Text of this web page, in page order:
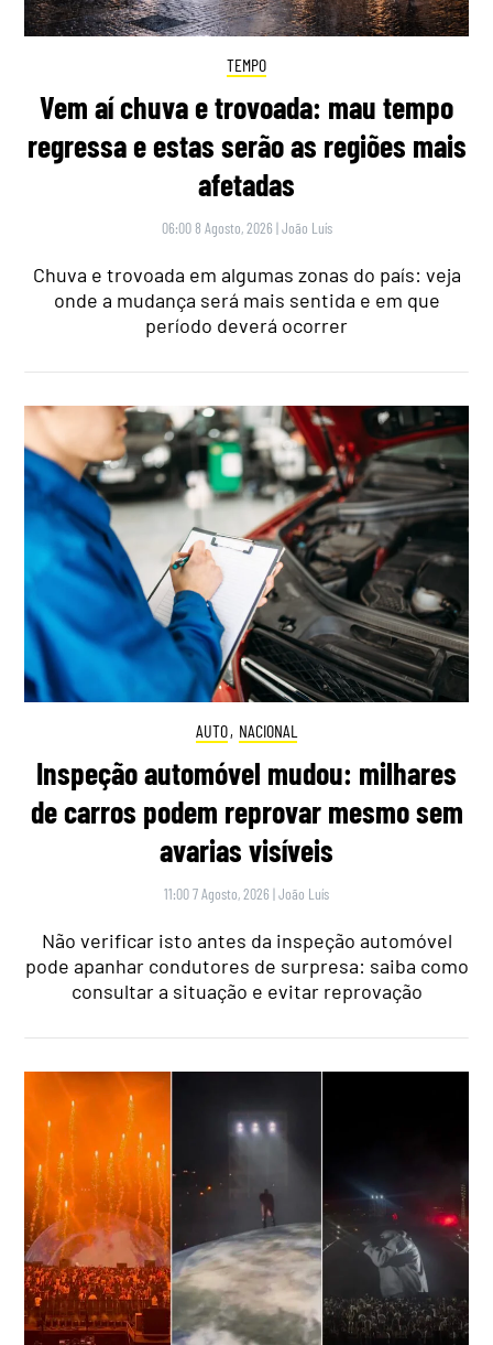
TEMPO
Vem aí chuva e trovoada: mau tempo
regressa e estas serão as regiões mais
afetadas
06:00 8 Agosto, 2026 |João Luís
Chuva e trovoada em algumas zonas do país: veja
onde a mudança será mais sentida e em que
período deverá ocorrer
AUTO, NACIONAL
Inspeção automóvel mudou: milhares
de carros podem reprovar mesmo sem
avarias visíveis
11:00 7 Agosto, 2026 |João Luís
Não verificar isto antes da inspeção automóvel
pode apanhar condutores de surpresa: saiba como
consultar a situação e evitar reprovação